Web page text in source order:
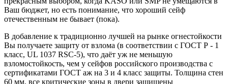
Ваш бюджет, но есть понимание, что хороший сейф
отечественным не бывает (пока).
В добавление к традиционно лучшей на рынке огнестойкости
Вы получаете защиту от взлома (в соответствии с ГОСТ Р - 1
класс, UL 1037 RSC-5), что даёт уж не меньшую
взломостойкость, чем у сейфов российского производства с
сертификатами ГОСТ аж на 3 и 4 класс защиты. Толщина стен
60 мм, все критические зоны в двери защищены